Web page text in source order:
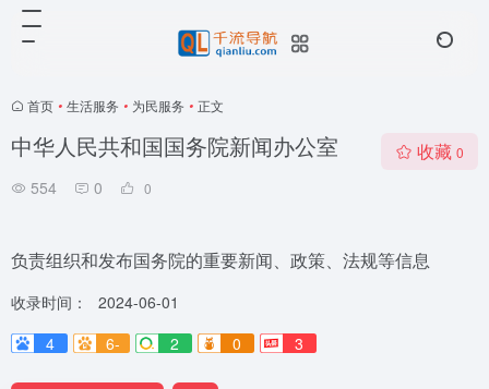
首页 • 生活服务 • 为民服务 • 正文
中华人民共和国国务院新闻办公室
554 0 0
收藏 0
负责组织和发布国务院的重要新闻、政策、法规等信息
收录时间：
2024-06-01
4
6- 2 0 3